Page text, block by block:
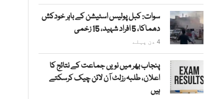
سوات: کبل پولیس اسٹیشن کے باہر خودکش
دھماکا، 5 افراد شہید، 15 زخمی
4 دن پہلے
پنجاب بھر میں نویں جماعت کے نتائج کا
اعلان، طلبہ رزلٹ آن لائن چیک کرسکتے
ہیں